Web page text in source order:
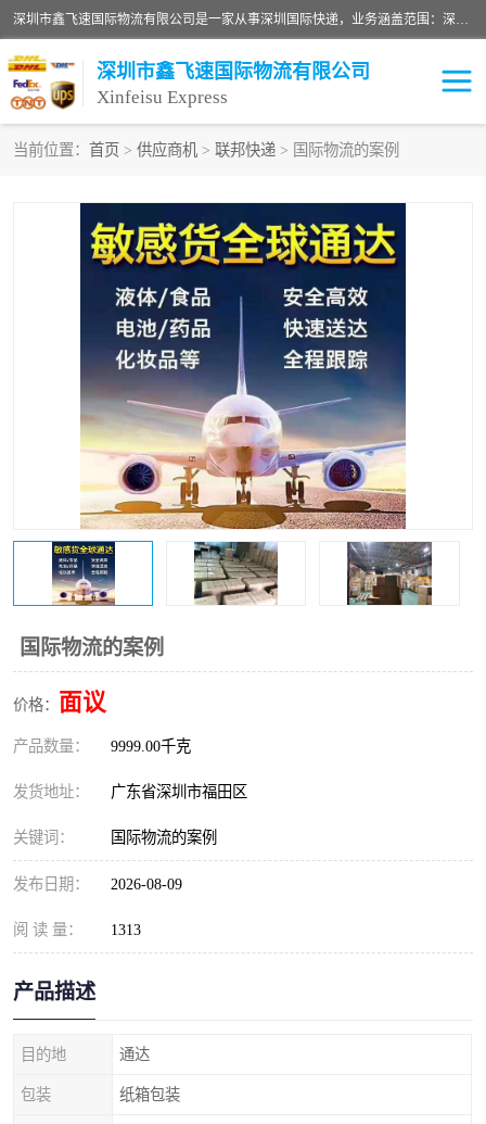
深圳市鑫飞速国际物流有限公司是一家从事深圳国际快递，业务涵盖范围：深圳DHL国际快递、深圳国际快递公司、深圳国际物流公司、深圳国际快递、深圳DHL国际快递电话可拨打全国服务热线：15019287411。欢迎各位亲来人来电到我司洽谈合作。
深圳市鑫飞速国际物流有限公司
Xinfeisu Express
当前位置： 首页 > 供应商机 > 联邦快递 > 国际物流的案例
国际物流的案例
价格： 面议
产品数量： 9999.00千克
发货地址： 广东省深圳市福田区
关键词： 国际物流的案例
发布日期： 2026-08-09
阅 读 量： 1313
产品描述
目的地 通达
包装 纸箱包装
俄罗斯快递 巴西快递
深圳DHL国际快递 伊朗快递
UPS国际快递 深圳国际快递公司
深圳国际物流公司 深圳国际快递电话
DHL国际快递电话 深圳国际快递
新能源电池出口物流